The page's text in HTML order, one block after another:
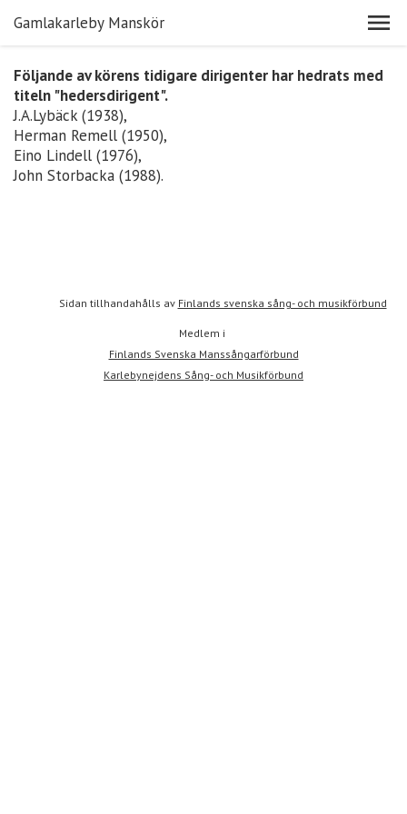
Gamlakarleby Manskör
Följande av körens tidigare dirigenter har hedrats med
titeln "hedersdirigent".
J.A.Lybäck (1938),
Herman Remell (1950),
Eino Lindell (1976),
John Storbacka (1988).
Sidan tillhandahålls av Finlands svenska sång- och musikförbund
Medlem i
Finlands Svenska Manssångarförbund
Karlebynejdens Sång- och Musikförbund